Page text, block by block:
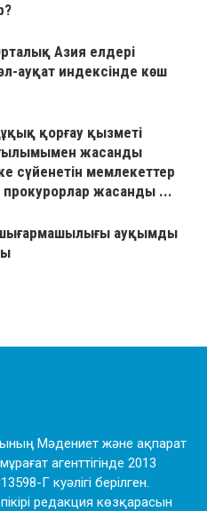
Азия елдері
ауқат индексінде көш
қорғау қызметі
жасанды
сүйенетін мемлекеттер
жасанды ...
ауқымды
Мәдениет және ақпарат
агенттігінде 2013
Г куәлігі берілген.
редакция көзқарасын